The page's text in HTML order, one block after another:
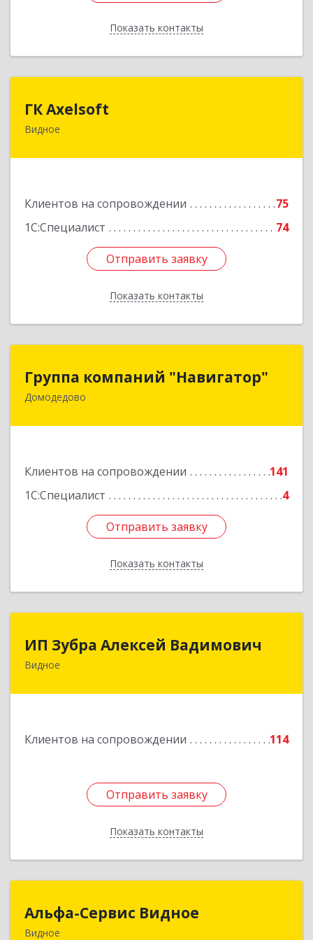
Показать контакты
Назад
ГК Axelsoft
Видное
Клиентов на сопровождении
75
1С:Специалист
74
Отправить заявку
Показать контакты
Отправить заявку
Назад
Группа компаний "Навигатор"
Домодедово
Клиентов на сопровождении
141
1С:Специалист
4
Отправить заявку
Показать контакты
Группа компаний "Навигатор"
142001, Московская обл, Домодедово г,
Отправить заявку
Назад
ИП Зубра Алексей Вадимович
Видное
Клиентов на сопровождении 114
Отправить заявку
Показать контакты
ИП Зубра Алексей Вадимович
Отправить заявку
Назад
Альфа-Сервис Видное
Видное